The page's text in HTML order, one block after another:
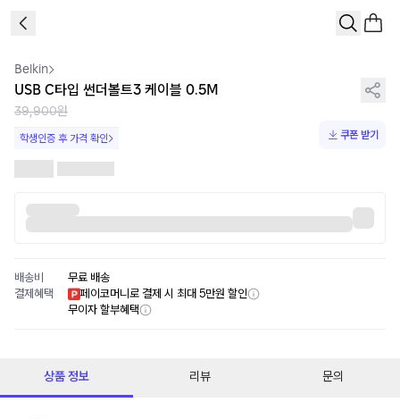
Belkin
USB C타입 썬더볼트3 케이블 0.5M
39,900원
학생인증 후 가격 확인 쿠폰 받기
배송비
무료 배송
결제혜택
페이코머니로 결제 시 최대 5만원 할인
무이자 할부혜택
상품 정보 리뷰 문의